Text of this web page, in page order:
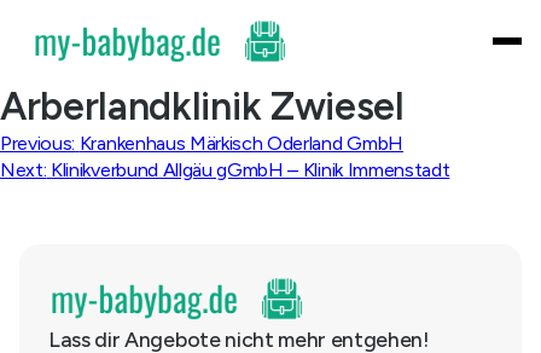
content
Arberlandklinik Zwiesel
Beitragsnavigation
Previous: Krankenhaus Märkisch Oderland GmbH
Next: Klinikverbund Allgäu gGmbH – Klinik Immenstadt
Lass dir Angebote nicht mehr entgehen!